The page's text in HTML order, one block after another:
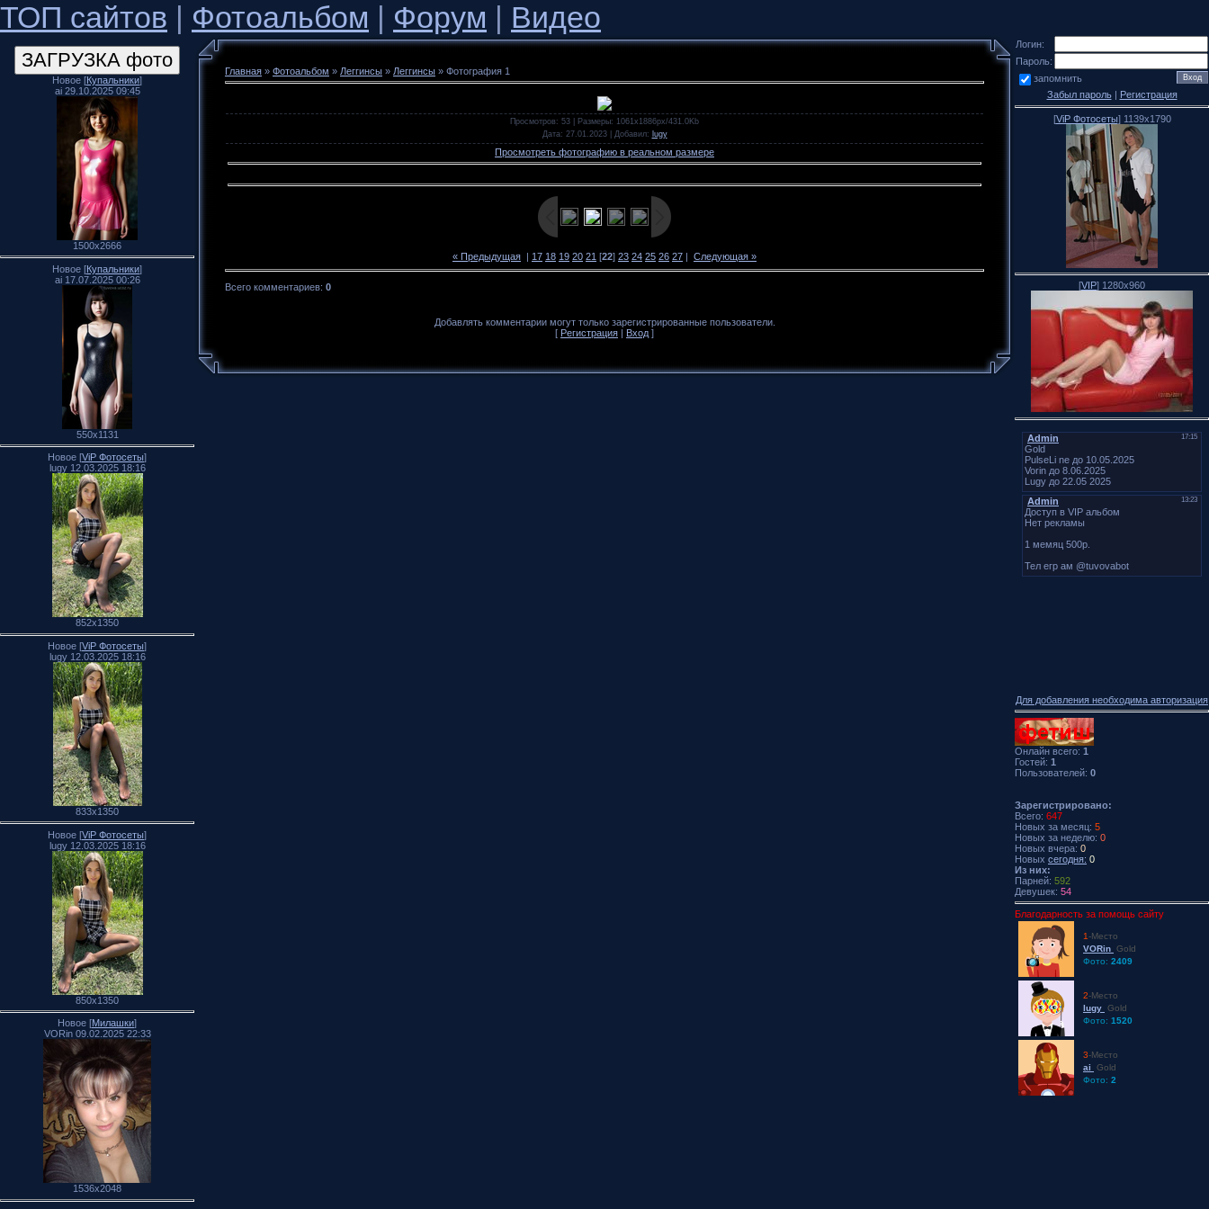
ТОП сайтов | Фотоальбом | Форум | Видео
Новое [Купальники]
ai 29.10.2025 09:45
1500x2666
Новое [Купальники]
ai 17.07.2025 00:26
550x1131
Новое [ViP Фотосеты]
lugy 12.03.2025 18:16
852x1350
Новое [ViP Фотосеты]
lugy 12.03.2025 18:16
833x1350
Новое [ViP Фотосеты]
lugy 12.03.2025 18:16
850x1350
Новое [Милашки]
VORin 09.02.2025 22:33
1536x2048
Главная » Фотоальбом » Леггинсы » Леггинсы » Фотография 1
Просмотров: 53 | Размеры: 1061x1886px/431.0Kb
Дата: 27.01.2023 | Добавил: lugy
Просмотреть фотографию в реальном размере
« Предыдущая | 17 18 19 20 21 [22] 23 24 25 26 27 | Следующая »
Всего комментариев: 0
Добавлять комментарии могут только зарегистрированные пользователи.
[ Регистрация Вход ]
Логин:
Пароль:
запомнить
Забыл пароль| Регистрация
[ViP Фотосеты] 1139x1790
[VIP] 1280x960
Для добавления необходима авторизация
Онлайн всего: 1
Гостей: 1
Пользователей: 0
Зарегистрировано:
Всего: 647
Новых за месяц: 5
Новых за неделю: 0
Новых вчера: 0
Новых сегодня: 0
Из них:
Парней: 592
Девушек: 54
Благодарность за помощь сайту
1-Место
VORin Gold
Фото: 2409
2-Место
lugy Gold
Фото: 1520
3-Место
ai
Gold
Фото: 2